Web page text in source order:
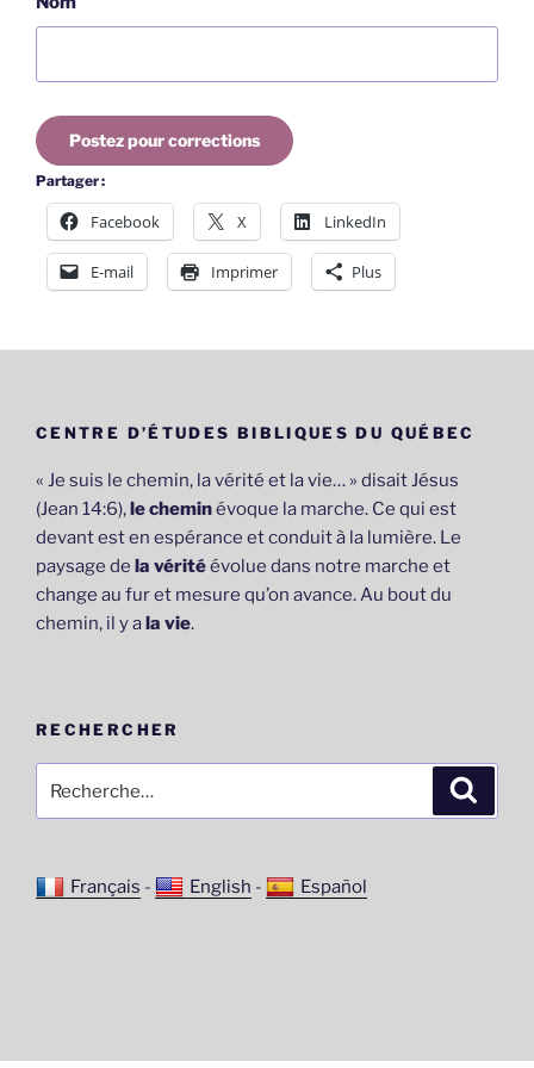
Postez pour corrections
Partager :
Facebook X LinkedIn
E-mail Imprimer Plus
CENTRE D’ÉTUDES BIBLIQUES DU QUÉBEC
« Je suis le chemin, la vérité et la vie… » disait Jésus
(Jean 14:6),le cheminévoque la marche. Ce qui est
devant est en espérance et conduit à la lumière. Le
paysage de la véritéévolue dans notre marche et
change au fur et mesure qu’on avance. Au bout du
chemin, il y ala vie.
RECHERCHER
pour
Français - English - Español